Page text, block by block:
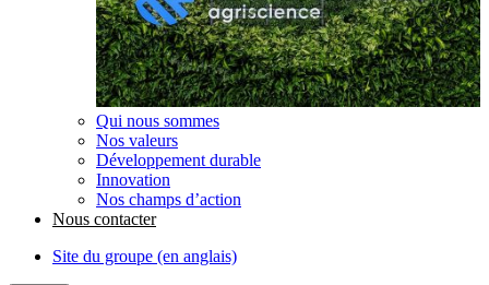
Qui nous sommes
Nos valeurs
Développement durable
Innovation
Nos champs d’action
Nous contacter
Site du groupe (en anglais)